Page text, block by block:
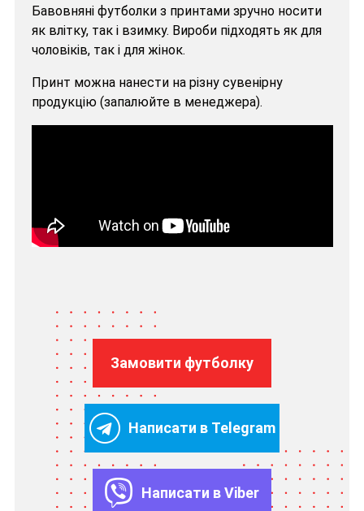
Бавовняні футболки з принтами зручно носити
як влітку, так і взимку. Вироби підходять як для
чоловіків, так і для жінок.
Принт можна нанести на різну сувенірну
продукцію (запалюйте в менеджера).
Замовити футболку
Написати в Telegram
Написати в Viber